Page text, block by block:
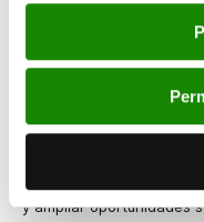
centros educativos de la
riesgo de la red de
Por la experiencia han
escolares de Valencia
con 17 entidades
y ampliar oportunidades